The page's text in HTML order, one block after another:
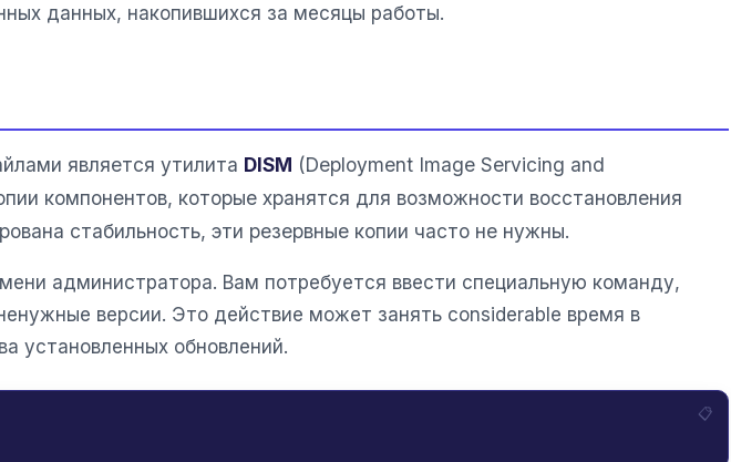
данных, накопившихся за месяцы работы.
является утилита DISM (Deployment Image Servicing and
компонентов, которые хранятся для возможности восстановления
стабильность, эти резервные копии часто не нужны.
администратора. Вам потребуется ввести специальную команду,
версии. Это действие может занять considerable время в
установленных обновлений.